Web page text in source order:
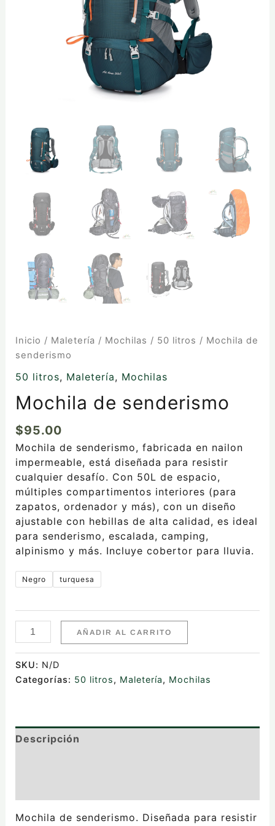
Inicio / Maletería / Mochilas / 50 litros / Mochila de
senderismo
50 litros, Maletería, Mochilas
Mochila de senderismo
$95.00
Mochila de senderismo, fabricada en nailon
impermeable, está diseñada para resistir
cualquier desafío. Con 50L de espacio,
múltiples compartimentos interiores (para
zapatos, ordenador y más), con un diseño
ajustable con hebillas de alta calidad, es ideal
para senderismo, escalada, camping,
alpinismo y más. Incluye cobertor para lluvia.
Negro turquesa
AÑADIR AL CARRITO
SKU: N/D
Categorías: 50 litros, Maletería, Mochilas
Descripción
Mochila de senderismo. Diseñada para resistir